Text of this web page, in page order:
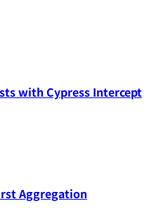
with Cypress Intercept
Aggregation